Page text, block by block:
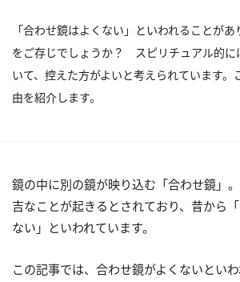
「合わせ鏡はよくない」といわれることが
をご存じでしょうか？ スピリチュアル的に
いて、控えた方がよいと考えられています。
由を紹介します。
鏡の中に別の鏡が映り込む「合わせ鏡」
吉なことが起きるとされており、昔から
ない」といわれています。
この記事では、合わせ鏡がよくないとい